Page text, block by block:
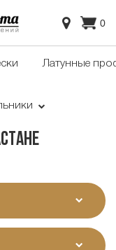
0
Латунные